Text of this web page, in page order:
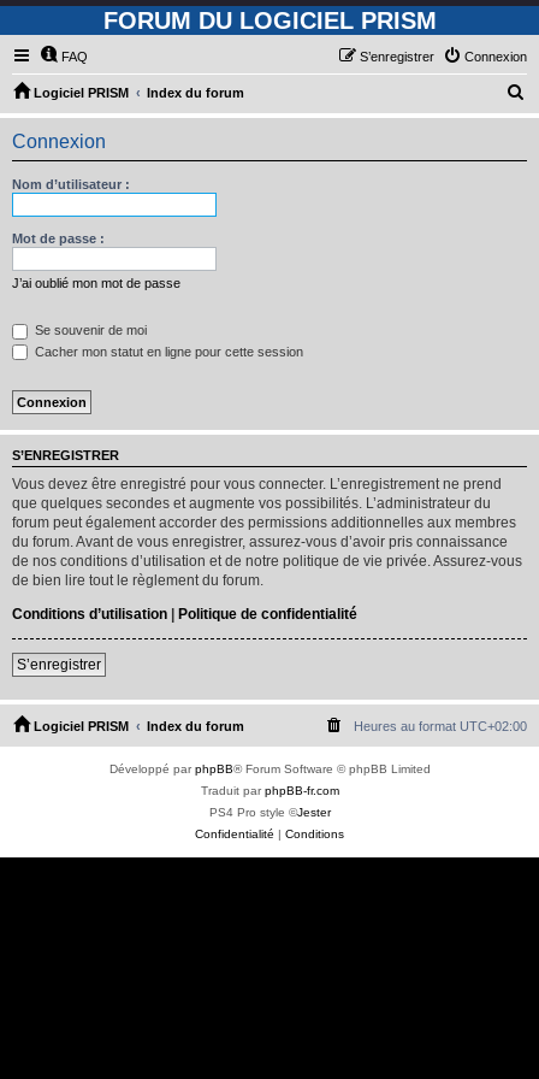
FORUM DU LOGICIEL PRISM
FAQ Connexion
S’enregistrer
Logiciel PRISM Index du forum
e
Connexion
Nom d’utilisateur :
Mot de passe :
J’ai oublié mon mot de passe
Se souvenir de moi
Cacher mon statut en ligne pour cette session
S’ENREGISTRER
Vous devez être enregistré pour vous connecter. L’enregistrement ne prend
que quelques secondes et augmente vos possibilités. L’administrateur du
forum peut également accorder des permissions additionnelles aux membres
du forum. Avant de vous enregistrer, assurez-vous d’avoir pris connaissance
de nos conditions d’utilisation et de notre politique de vie privée. Assurez-vous
de bien lire tout le règlement du forum.
Conditions d’utilisation | Politique de confidentialité
S’enregistrer
Logiciel PRISM Index du forum Heures au format UTC+02:00
Développé parphpBB® Forum Software © phpBB Limited
Traduit parphpBB-fr.com
PS4 Pro style ©Jester
Confidentialité | Conditions